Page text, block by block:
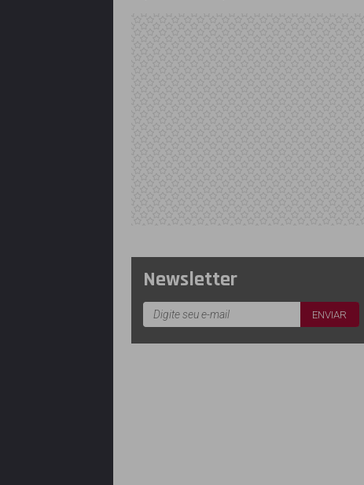
Newsletter